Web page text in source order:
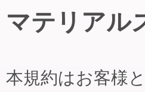
マテリアル
本規約はお客様